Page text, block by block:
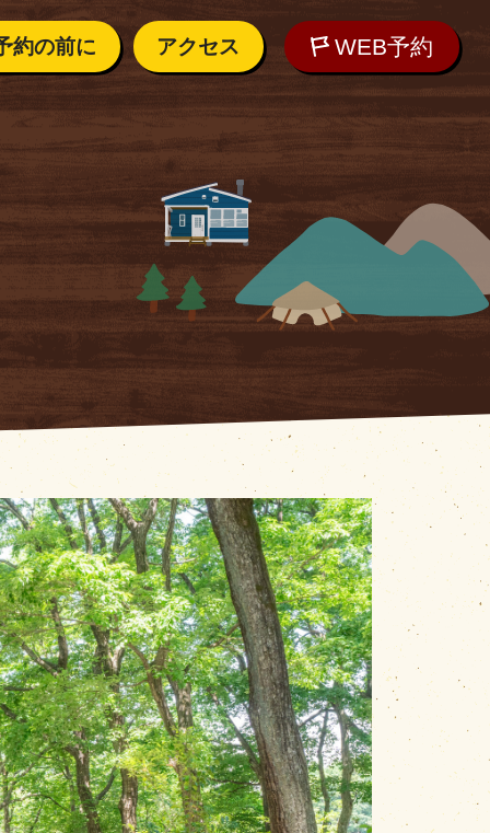
ダー
約の前に
ために
方へ
問
候
アクセス WEB予約
アクセス
WEB予約
イトの指定はできませんのでご了承ください。
対象区画
の連結ができ
張れない場合も
チョイ広めテントサイト
2張りできる。 広めテントサイト